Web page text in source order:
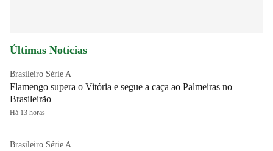
Últimas Notícias
Brasileiro Série A
Flamengo supera o Vitória e segue a caça ao Palmeiras no
Brasileirão
Há 13 horas
Brasileiro Série A